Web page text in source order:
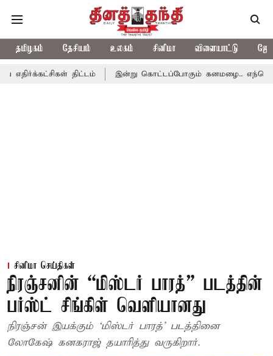
தமிழகம் தேசியம் உலகம் சினிமா விளையாட்டு
திட்டம் இன்று கொட்டப்போகும் கனமழை.. எந்தெந்த
சினிமா செய்திகள்
நிரஞ்சனின் “மிஸ்டர் பாரத்” படத்தின்
பர்ஸ்ட் சிங்கிள் வெளியானது
நிரஞ்சன் இயக்கும் ‘மிஸ்டர் பாரத்’ படத்தினை
லோகேஷ் கனகராஜ் தயாரித்து வருகிறார்.